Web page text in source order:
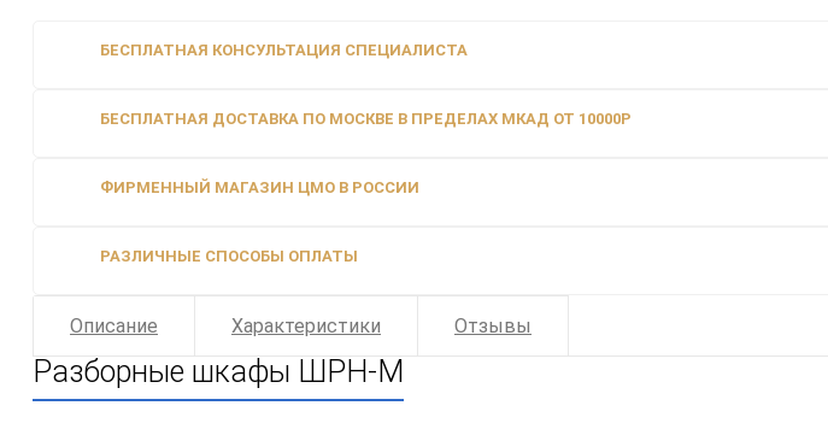
БЕСПЛАТНАЯ КОНСУЛЬТАЦИЯ СПЕЦИАЛИСТА
БЕСПЛАТНАЯ ДОСТАВКА ПО МОСКВЕ В ПРЕДЕЛАХ МКАД ОТ 10000Р
ФИРМЕННЫЙ МАГАЗИН ЦМО В РОССИИ
РАЗЛИЧНЫЕ СПОСОБЫ ОПЛАТЫ
Описание Характеристики Отзывы
Разборные шкафы ШРН-М